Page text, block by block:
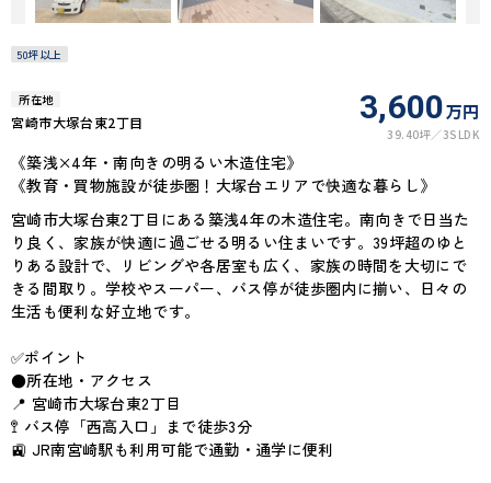
50坪以上
所在地
宮崎市大塚台東2丁目 3,600万円
39.40坪 3SLDK
《築浅×4年・南向きの明るい木造住宅》
《教育・買物施設が徒歩圏！大塚台エリアで快適な暮らし》
宮崎市大塚台東2丁目にある築浅4年の木造住宅。南向きで日当た
り良く、家族が快適に過ごせる明るい住まいです。39坪超のゆと
りある設計で、リビングや各居室も広く、家族の時間を大切にで
きる間取り。学校やスーパー、バス停が徒歩圏内に揃い、日々の
生活も便利な好立地です。
✅ポイント
●所在地・アクセス
📍 宮崎市大塚台東2丁目
🚏 バス停「西高入口」まで徒歩3分
🚉 JR南宮崎駅も利用可能で通勤・通学に便利